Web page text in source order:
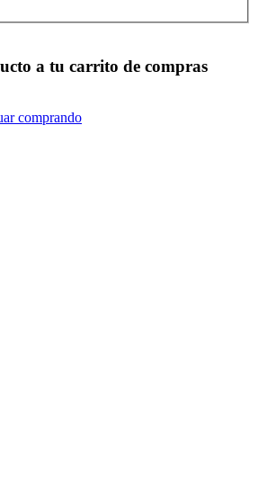
a tu carrito de compras
comprando